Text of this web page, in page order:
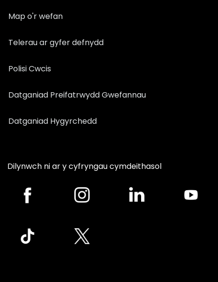
Map o'r wefan
Telerau ar gyfer defnydd
Polisi Cwcis
Datganiad Preifatrwydd Gwefannau
Datganiad Hygyrchedd
Dilynwch ni ar y cyfryngau cymdeithasol